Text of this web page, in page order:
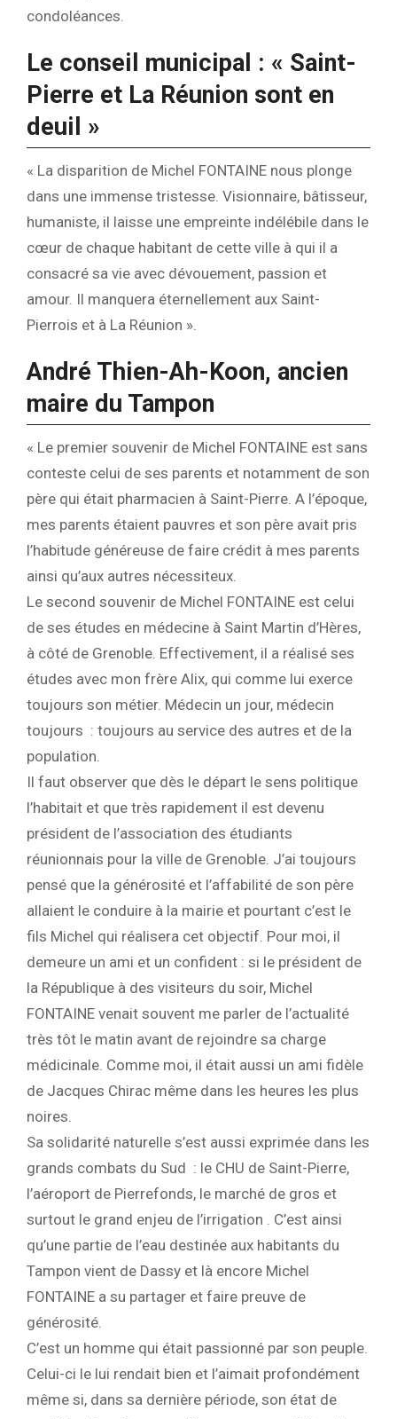
condoléances.
Le conseil municipal : « Saint-
Pierre et La Réunion sont en
deuil »
« La disparition de Michel FONTAINE nous plonge
dans une immense tristesse. Visionnaire, bâtisseur,
humaniste, il laisse une empreinte indélébile dans le
cœur de chaque habitant de cette ville à qui il a
consacré sa vie avec dévouement, passion et
amour. Il manquera éternellement aux Saint-
Pierrois et à La Réunion ».
André Thien-Ah-Koon, ancien
maire du Tampon
« Le premier souvenir de Michel FONTAINE est sans
conteste celui de ses parents et notamment de son
père qui était pharmacien à Saint-Pierre. A l’époque,
mes parents étaient pauvres et son père avait pris
l’habitude généreuse de faire crédit à mes parents
ainsi qu’aux autres nécessiteux.
Le second souvenir de Michel FONTAINE est celui
de ses études en médecine à Saint Martin d’Hères,
à côté de Grenoble. Effectivement, il a réalisé ses
études avec mon frère Alix, qui comme lui exerce
toujours son métier. Médecin un jour, médecin
toujours : toujours au service des autres et de la
population.
Il faut observer que dès le départ le sens politique
l’habitait et que très rapidement il est devenu
président de l’association des étudiants
réunionnais pour la ville de Grenoble. J’ai toujours
pensé que la générosité et l’affabilité de son père
allaient le conduire à la mairie et pourtant c’est le
fils Michel qui réalisera cet objectif. Pour moi, il
demeure un ami et un confident : si le président de
la République à des visiteurs du soir, Michel
FONTAINE venait souvent me parler de l’actualité
très tôt le matin avant de rejoindre sa charge
médicinale. Comme moi, il était aussi un ami fidèle
de Jacques Chirac même dans les heures les plus
noires.
Sa solidarité naturelle s’est aussi exprimée dans les
grands combats du Sud : le CHU de Saint-Pierre,
l’aéroport de Pierrefonds, le marché de gros et
surtout le grand enjeu de l’irrigation . C’est ainsi
qu’une partie de l’eau destinée aux habitants du
Tampon vient de Dassy et là encore Michel
FONTAINE a su partager et faire preuve de
générosité.
C’est un homme qui était passionné par son peuple.
Celui-ci le lui rendait bien et l’aimait profondément
même si, dans sa dernière période, son état de